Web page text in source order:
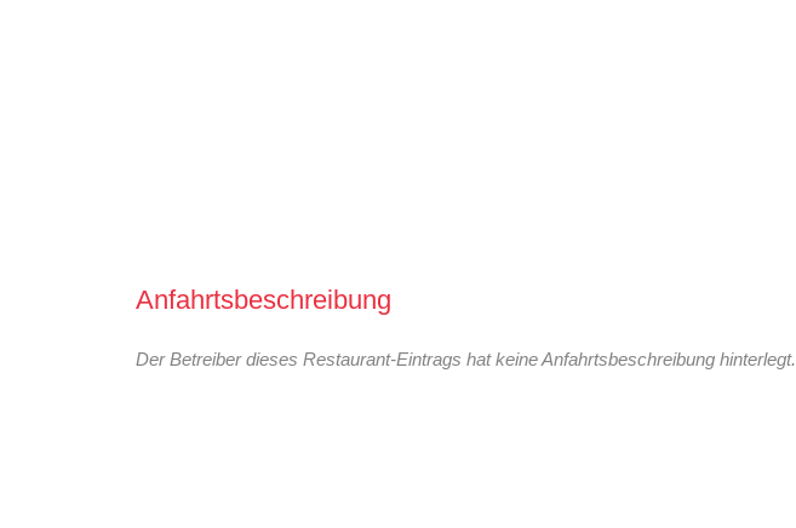
Anfahrtsbeschreibung
Der Betreiber dieses Restaurant-Eintrags hat keine Anfahrtsbeschreibung hinterlegt.